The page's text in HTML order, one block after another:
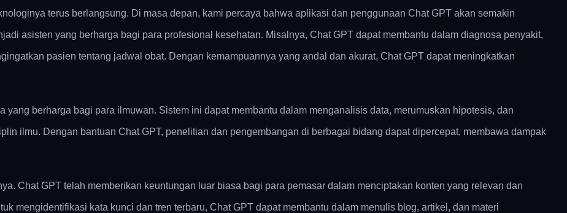
terus berlangsung. Di masa depan, kami percaya bahwa aplikasi dan penggunaan Chat GPT akan semakin
asisten yang berharga bagi para profesional kesehatan. Misalnya, Chat GPT dapat membantu dalam diagnosa penyakit,
pasien tentang jadwal obat. Dengan kemampuannya yang andal dan akurat, Chat GPT dapat meningkatkan
yang berharga bagi para ilmuwan. Sistem ini dapat membantu dalam menganalisis data, merumuskan hipotesis, dan
ilmu. Dengan bantuan Chat GPT, penelitian dan pengembangan di berbagai bidang dapat dipercepat, membawa dampak
Chat GPT telah memberikan keuntungan luar biasa bagi para pemasar dalam menciptakan konten yang relevan dan
mengidentifikasi kata kunci dan tren terbaru, Chat GPT dapat membantu dalam menulis blog, artikel, dan materi